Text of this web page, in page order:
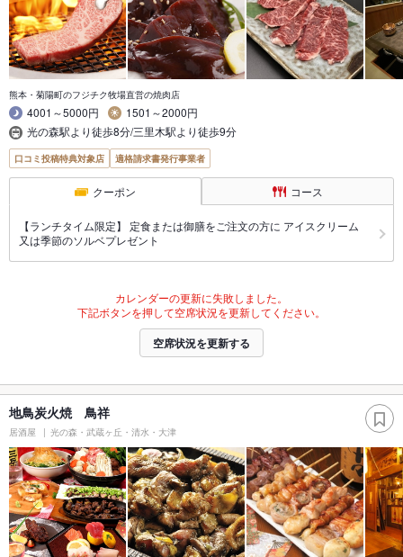
熊本・菊陽町のフジチク牧場直営の焼肉店
4001～5000円
1501～2000円
光の森駅より徒歩8分/三里木駅より徒歩9分
口コミ投稿特典対象店 適格請求書発行事業者
クーポン コース
【ランチタイム限定】 定食または御膳をご注文の方に アイスクリーム
又は季節のソルベプレゼント
カレンダーの更新に失敗しました。
下記ボタンを押して空席状況を更新してください。
空席状況を更新する
地鳥炭火焼 鳥祥
居酒屋 光の森・武蔵ヶ丘・清水・大津